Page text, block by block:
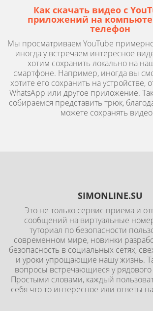
Как скачать видео с
приложений на
телефон
Мы просматриваем YouTube
иногда у встречаем интересное
хотим сохранить локально на
смартфоне. Например, иногда вы
хотите его сохранить на устройстве,
WhatsApp или другое приложение.
собираемся представить трюк,
можете сохранять
SIMONLINE.SU
Это не только сервис приема и
сообщений на виртуальные
туториал по безопасности
современном мире, новинки
безопасность в социальных сетях,
и уроки упрощающие нашу жизнь.
вопросы встречающиеся у рядового
Простыми словами, каждый
себя что то интересное или ответы